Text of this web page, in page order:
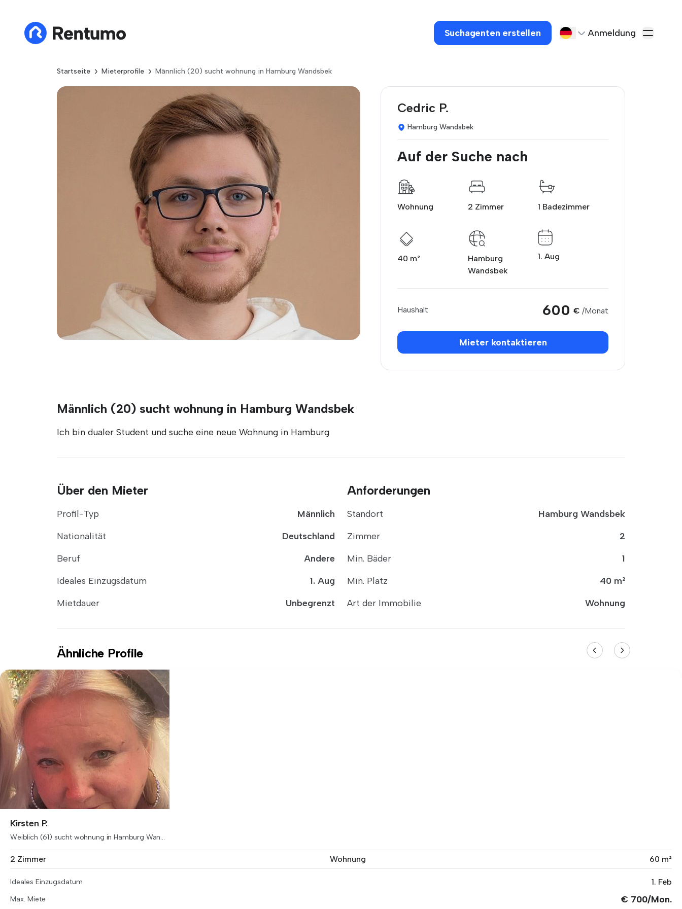
Suchagenten erstellen Anmeldung
Startseite Mieterprofile Männlich (20) sucht wohnung in Hamburg Wandsbek
Cedric P.
Hamburg Wandsbek
Auf der Suche nach
Wohnung 2 Zimmer 1 Badezimmer
40 m²
Hamburg
Wandsbek
1. Aug
Haushalt 600 € /Monat
Mieter kontaktieren
Männlich (20) sucht wohnung in Hamburg Wandsbek
Ich bin dualer Student und suche eine neue Wohnung in Hamburg
Über den Mieter
Profil-Typ
Männlich
Nationalität
Deutschland
Beruf
Andere
Ideales Einzugsdatum
1. Aug
Mietdauer
Unbegrenzt
Anforderungen
Standort
Hamburg Wandsbek
Zimmer
2
Min. Bäder
1
Min. Platz
40 m²
Art der Immobilie
Wohnung
Ähnliche Profile
Kirsten P.
Weiblich (61) sucht wohnung in Hamburg Wan...
2 Zimmer Wohnung 60 m²
Ideales Einzugsdatum 1. Feb
Max. Miete € 700/Mon.